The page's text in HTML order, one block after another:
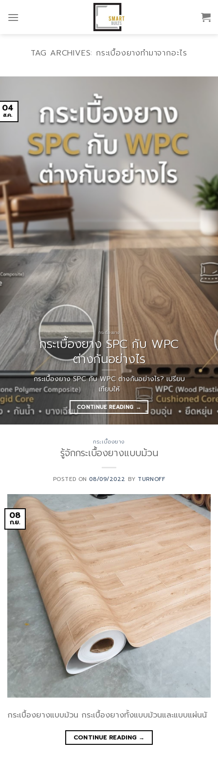
TAG ARCHIVES: กระเบื้องยางทำมาจากอะไร
กระเบื้องยาง
กระเบื้องยาง SPC กับ WPC
ต่างกันอย่างไร
กระเบื้องยาง SPC กับ WPC ต่างกันอย่างไร? เปรียบ
เทียบให้
CONTINUE READING →
04
ส.ค.
กระเบื้องยาง
รู้จักกระเบื้องยางแบบม้วน
POSTED ON08/09/2022 BY TURNOFF
08
ก.ย.
กระเบื้องยางแบบม้วน กระเบื้องยางทั้งแบบม้วนและแบบแผ่นนั
CONTINUE READING →